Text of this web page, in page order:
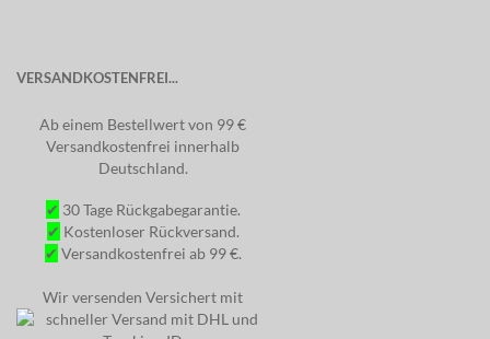
VERSANDKOSTENFREI...
Ab einem Bestellwert von 99 €
Versandkostenfrei innerhalb
Deutschland.
✔ 30 Tage Rückgabegarantie.
✔ Kostenloser Rückversand.
✔ Versandkostenfrei ab 99 €.
Wir versenden Versichert mit